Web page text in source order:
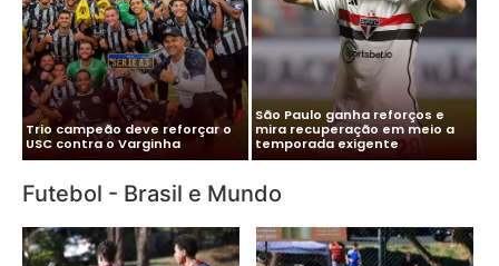
Cléber Xavier é o novo técnico
do Santos
Vitor Roque chega ao Brasil e
Palmeiras monta esquema
para evitar exposição
Futebol - Brasil e Mundo